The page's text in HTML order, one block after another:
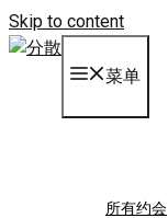
Skip to content
菜单
所有约会